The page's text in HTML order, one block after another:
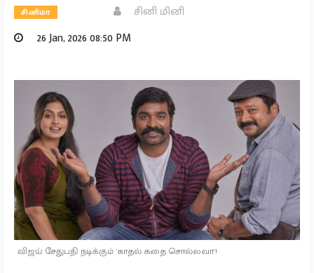
சினிமா
சினி மினி
26 Jan, 2026 08:50 PM
விஜய் சேதுபதி நடிக்கும் 'காதல் கதை சொல்லவா'!